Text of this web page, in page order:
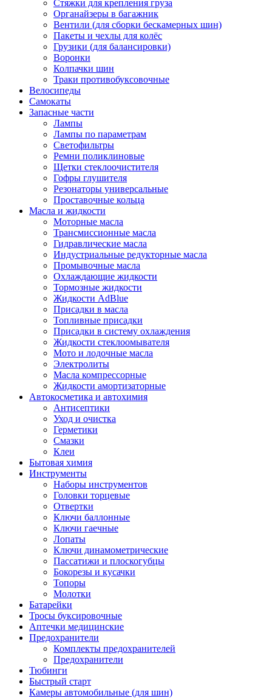
Стяжки для крепления груза
Органайзеры в багажник
Вентили (для сборки бескамерных шин)
Пакеты и чехлы для колёс
Грузики (для балансировки)
Воронки
Колпачки шин
Траки противобуксовочные
Велосипеды
Самокаты
Запасные части
Лампы
Лампы по параметрам
Светофильтры
Ремни поликлиновые
Щетки стеклоочистителя
Гофры глушителя
Резонаторы универсальные
Проставочные кольца
Масла и жидкости
Моторные масла
Трансмиссионные масла
Гидравлические масла
Индустриальные редукторные масла
Промывочные масла
Охлаждающие жидкости
Тормозные жидкости
Жидкости AdBlue
Присадки в масла
Топливные присадки
Присадки в систему охлаждения
Жидкости стеклоомывателя
Мото и лодочные масла
Электролиты
Масла компрессорные
Жидкости амортизаторные
Автокосметика и автохимия
Антисептики
Уход и очистка
Герметики
Смазки
Клеи
Бытовая химия
Инструменты
Наборы инструментов
Головки торцевые
Отвертки
Ключи баллонные
Ключи гаечные
Лопаты
Ключи динамометрические
Пассатижи и плоскогубцы
Бокорезы и кусачки
Топоры
Молотки
Батарейки
Тросы буксировочные
Аптечки медицинские
Предохранители
Комплекты предохранителей
Предохранители
Тюбинги
Быстрый старт
Камеры автомобильные (для шин)